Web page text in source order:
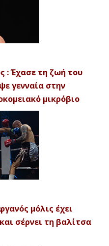
: Έχασε τη ζωή του
γενναία στην
μικρόβιο
μόλις έχει
σέρνει τη βαλίτσα